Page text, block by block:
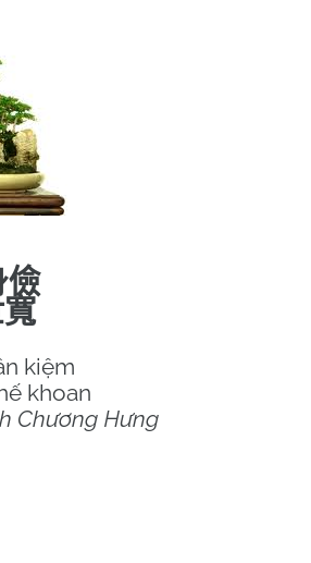
儉
kiệm
khoan
Chương Hưng